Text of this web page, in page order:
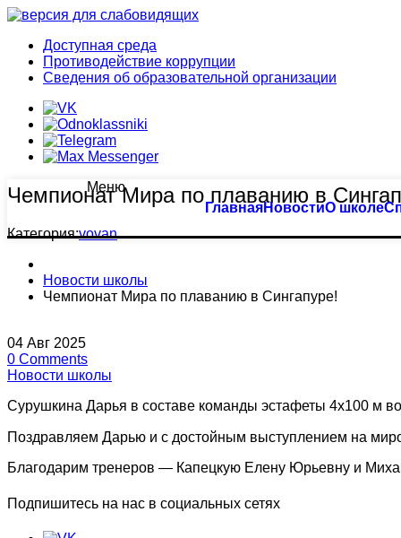
Доступная среда
Противодействие коррупции
Сведения об образовательной организации
Меню
ГлавнаяНовостиО школе
Тхэквондо
Биатлон
Плавание
Пулевая стрельба (спорт глухих)
Синхронное плавание
Современное пятиборье
Фехтование
Большой бассейн
Оздоровительное плавание
Семейное плавание
Аквааэробика
Индивидуальные занятия
Малый бассейн
Группа «Мать и дитя»
Чемпионат Мира по плаванию в
Категория:vovan
Новости школы
Чемпионат Мира по плаванию в Сингапуре!
04 Авг 2025
0 Comments
Новости школы
Сурушкина Дарья в составе команды эстафеты 4х100 м
Поздравляем Дарью и с достойным выступлением на
Благодарим тренеров — Капецкую Елену Юрьевну и
Подпишитесь на нас в социальных сетях